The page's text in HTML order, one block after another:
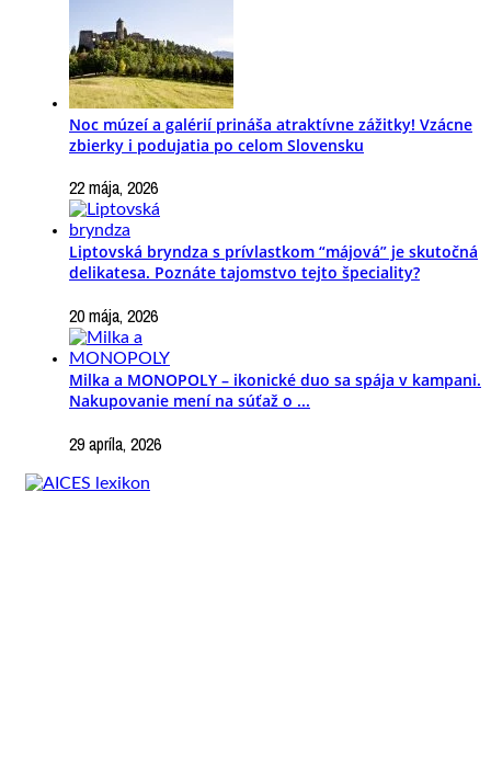
Noc múzeí a galérií prináša atraktívne zážitky! Vzácne
zbierky i podujatia po celom Slovensku
22 mája, 2026
Liptovská bryndza s prívlastkom “májová” je skutočná
delikatesa. Poznáte tajomstvo tejto špeciality?
20 mája, 2026
Milka a MONOPOLY – ikonické duo sa spája v kampani.
Nakupovanie mení na súťaž o ...
29 apríla, 2026